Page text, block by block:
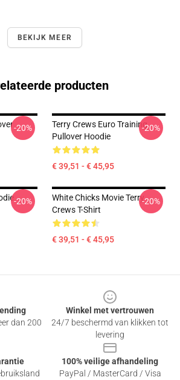
BEKIJK MEER
producten
-20%
Terry Crews Euro Training
Pullover Hoodie
€ 39,51 - € 45,95
-20%
-20%
White Chicks Movie Terry
Crews T-Shirt
€ 39,51 - € 45,95
-20%
dan 200
Winkel met vertrouwen
24/7 beschermd van klikken tot
levering
100% veilige afhandeling
PayPal / MasterCard / Visa